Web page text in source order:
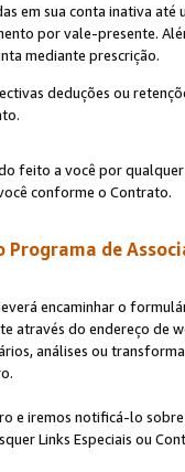
em sua conta inativa
por vale-presente.
mediante prescrição.
deduções ou
feito a você por
conforme o Contrato.
de
encaminhar o
através do endereço
análises ou
e iremos notificá-lo
Links Especiais ou